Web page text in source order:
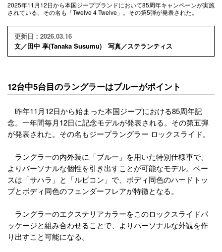
2025年11月12日から本国ジープブランドにおいて85周年キャンペーンが実施
されている。その名も「Twelve 4 Twelve」。その第5弾が発表された。
更新日：2026.03.16
文／田中 享(Tanaka Susumu) 写真／ステランティス
12台中5台目のラングラーはブルーがポイント
昨年11月12日から始まった本国ジープにおける85周年記
念。一年間毎月12日に記念モデルが発表される。その第五弾
が発表された。その名もジープラングラー ロックスライド。
ラングラーの内外装に「ブルー」を用いた特別仕様車で、
よりパーソナルな個性を引き出すことが可能なモデル。ベー
スは「サハラ」と「ルビコン」で、ボディ同色のハードトッ
プとボディ同色のフェンダーフレアが特徴となる。
ラングラーのエクステリアカラーをこのロックスライドパ
ッケージと組み合わせることで、よりパーソナルな外観を作
り出すこと可能になる。